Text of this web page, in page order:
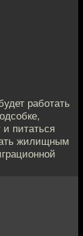
работать
и питаться
жилищным